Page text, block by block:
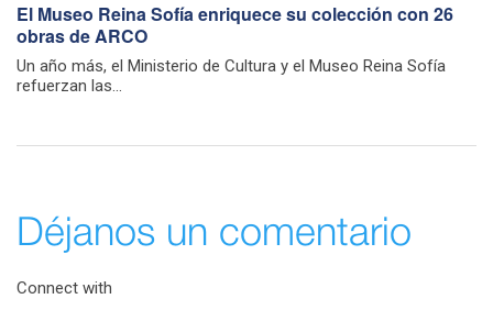
El Museo Reina Sofía enriquece su colección con 26
obras de ARCO
Un año más, el Ministerio de Cultura y el Museo Reina Sofía
refuerzan las...
Déjanos un comentario
Connect with